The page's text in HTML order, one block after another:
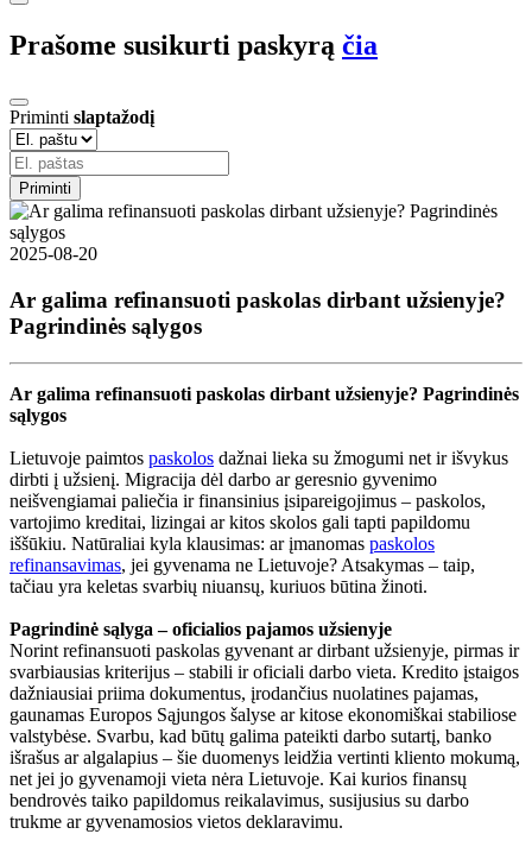
Prašome susikurti paskyrą čia
Priminti slaptažodį
Priminti
2025-08-20
Ar galima refinansuoti paskolas dirbant užsienyje?
Pagrindinės sąlygos
Ar galima refinansuoti paskolas dirbant užsienyje? Pagrindinės
sąlygos
Lietuvoje paimtos paskolos dažnai lieka su žmogumi net ir išvykus
dirbti į užsienį. Migracija dėl darbo ar geresnio gyvenimo
neišvengiamai paliečia ir finansinius įsipareigojimus – paskolos,
vartojimo kreditai, lizingai ar kitos skolos gali tapti papildomu
iššūkiu. Natūraliai kyla klausimas: ar įmanomas paskolos
refinansavimas, jei gyvenama ne Lietuvoje? Atsakymas – taip,
tačiau yra keletas svarbių niuansų, kuriuos būtina žinoti.
Pagrindinė sąlyga – oficialios pajamos užsienyje
Norint refinansuoti paskolas gyvenant ar dirbant užsienyje, pirmas ir
svarbiausias kriterijus – stabili ir oficiali darbo vieta. Kredito įstaigos
dažniausiai priima dokumentus, įrodančius nuolatines pajamas,
gaunamas Europos Sąjungos šalyse ar kitose ekonomiškai stabiliose
valstybėse. Svarbu, kad būtų galima pateikti darbo sutartį, banko
išrašus ar algalapius – šie duomenys leidžia vertinti kliento mokumą,
net jei jo gyvenamoji vieta nėra Lietuvoje. Kai kurios finansų
bendrovės taiko papildomus reikalavimus, susijusius su darbo
trukme ar gyvenamosios vietos deklaravimu.